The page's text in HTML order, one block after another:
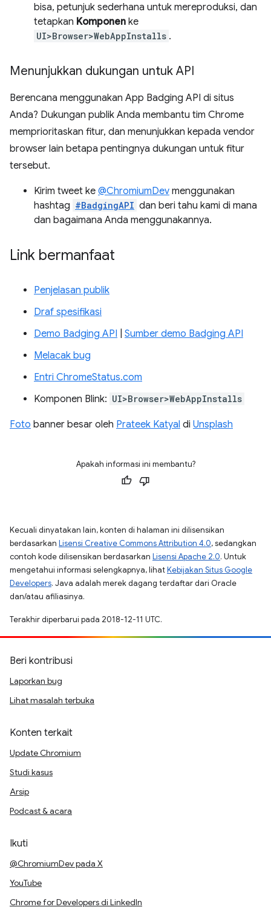
bisa, petunjuk sederhana untuk mereproduksi, dan
tetapkan Komponen ke
UI>Browser>WebAppInstalls .
Menunjukkan dukungan untuk API
Berencana menggunakan App Badging API di situs
Anda? Dukungan publik Anda membantu tim Chrome
memprioritaskan fitur, dan menunjukkan kepada vendor
browser lain betapa pentingnya dukungan untuk fitur
tersebut.
Kirim tweet ke @ChromiumDev menggunakan
hashtag #BadgingAPI dan beri tahu kami di mana
dan bagaimana Anda menggunakannya.
Link bermanfaat
Penjelasan publik
Draf spesifikasi
Demo Badging API
Sumber demo Badging API
Melacak bug
Entri ChromeStatus.com
Komponen Blink: UI>Browser>WebAppInstalls
Foto banner besar oleh Prateek Katyal di Unsplash
Apakah informasi ini membantu?
Kecuali dinyatakan lain, konten di halaman ini dilisensikan
berdasarkan Lisensi Creative Commons Attribution 4.0, sedangkan
contoh kode dilisensikan berdasarkan Lisensi Apache 2.0. Untuk
mengetahui informasi selengkapnya, lihatKebijakan Situs Google
Developers. Java adalah merek dagang terdaftar dari Oracle
dan/atau afiliasinya.
Terakhir diperbarui pada 2018-12-11 UTC.
Beri kontribusi
Laporkan bug
Lihat masalah terbuka
Konten terkait
Update Chromium
Studi kasus
Arsip
Podcast & acara
Ikuti
@ChromiumDev pada X
YouTube
Chrome for Developers di LinkedIn